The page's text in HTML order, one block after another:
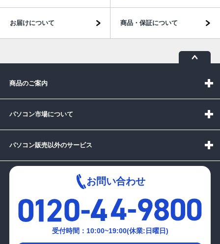
お届けについて 商品・保証について
商品のご案内
パソコン市場について
パソコン販売以外のサービス
お問い合わせ
受付時間：10:00~19:00(休業:日曜日)